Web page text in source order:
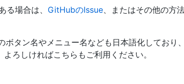
場合は、 GitHubのIssue 、またはその他の
ボタン名やメニュー名なども日本語化しており
ろしければこちらもご利用ください。